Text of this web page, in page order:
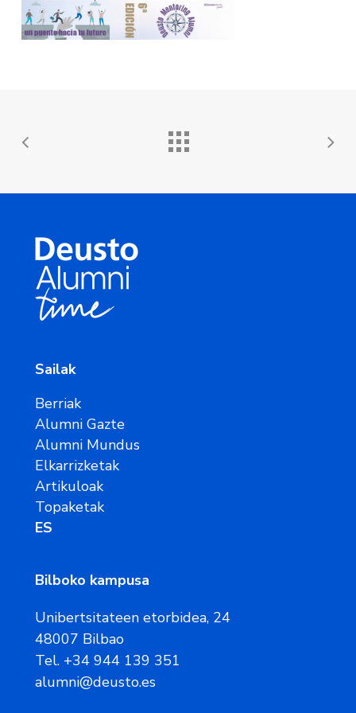
Sailak
Berriak
Alumni Gazte
Alumni Mundus
Elkarrizketak
Artikuloak
Topaketak
ES
Bilboko kampusa
Unibertsitateen etorbidea, 24
48007 Bilbao
Tel. +34 944 139 351
alumni@deusto.es